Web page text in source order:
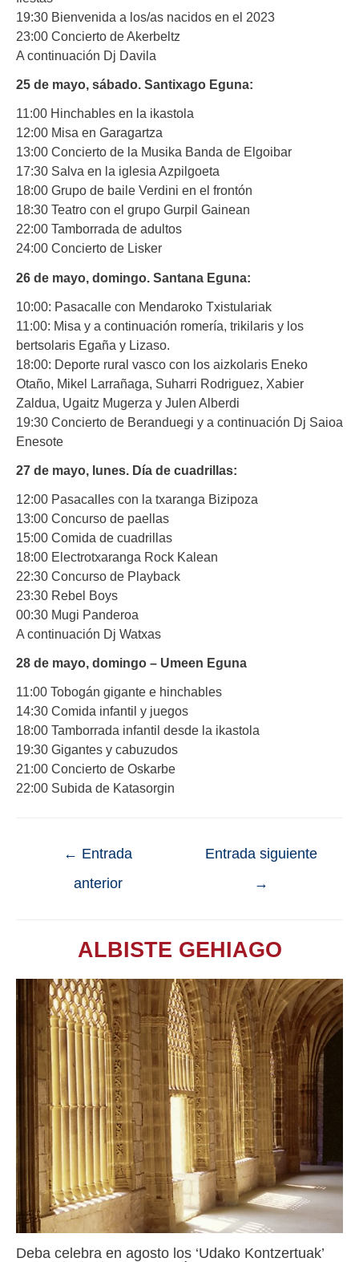
19:30 Bienvenida a los/as nacidos en el 2023
23:00 Concierto de Akerbeltz
A continuación Dj Davila
25 de mayo, sábado. Santixago Eguna:
11:00 Hinchables en la ikastola
12:00 Misa en Garagartza
13:00 Concierto de la Musika Banda de Elgoibar
17:30 Salva en la iglesia Azpilgoeta
18:00 Grupo de baile Verdini en el frontón
18:30 Teatro con el grupo Gurpil Gainean
22:00 Tamborrada de adultos
24:00 Concierto de Lisker
26 de mayo, domingo. Santana Eguna:
10:00: Pasacalle con Mendaroko Txistulariak
11:00: Misa y a continuación romería, trikilaris y los
bertsolaris Egaña y Lizaso.
18:00: Deporte rural vasco con los aizkolaris Eneko
Otaño, Mikel Larrañaga, Suharri Rodriguez, Xabier
Zaldua, Ugaitz Mugerza y Julen Alberdi
19:30 Concierto de Beranduegi y a continuación Dj Saioa
Enesote
27 de mayo, lunes. Día de cuadrillas:
12:00 Pasacalles con la txaranga Bizipoza
13:00 Concurso de paellas
15:00 Comida de cuadrillas
18:00 Electrotxaranga Rock Kalean
22:30 Concurso de Playback
23:30 Rebel Boys
00:30 Mugi Panderoa
A continuación Dj Watxas
28 de mayo, domingo – Umeen Eguna
11:00 Tobogán gigante e hinchables
14:30 Comida infantil y juegos
18:00 Tamborrada infantil desde la ikastola
19:30 Gigantes y cabuzudos
21:00 Concierto de Oskarbe
22:00 Subida de Katasorgin
← Entrada
anterior
Entrada siguiente
→
ALBISTE GEHIAGO
Deba celebra en agosto los ‘Udako Kontzertuak’